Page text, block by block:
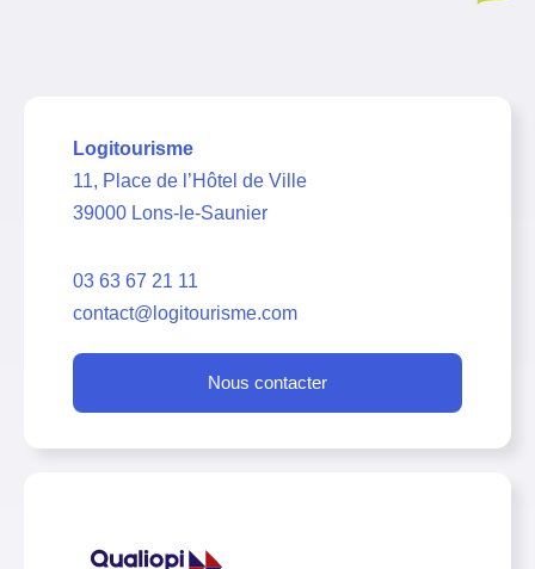
Logitourisme
11, Place de l’Hôtel de Ville
39000 Lons-le-Saunier
03 63 67 21 11
contact@logitourisme.com
Nous contacter